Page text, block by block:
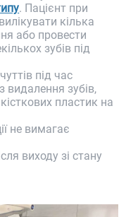
. Пацієнт при
кілька
або провести
зубів під
під час
видалення зубів,
пластик на
не вимагає
виходу зі стану